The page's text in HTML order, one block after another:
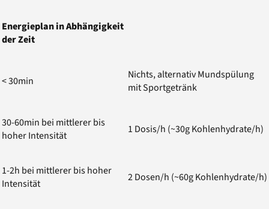
Energieplan in Abhängigkeit
der Zeit
< 30min
Nichts, alternativ Mundspülung
mit Sportgetränk
30-60min bei mittlerer bis
hoher Intensität
1 Dosis/h (~30g Kohlenhydrate/h)
1-2h bei mittlerer bis hoher
Intensität
2 Dosen/h (~60g Kohlenhydrate/h)